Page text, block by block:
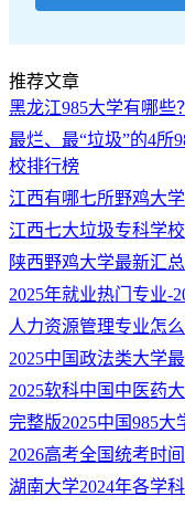
推荐文章
黑龙江985大学有哪些
最烂、最“垃圾”的4所
校排行榜
江西有哪七所野鸡大
江西七大垃圾专科学
陕西野鸡大学最新汇
2025年就业热门专业-
人力资源管理专业怎
2025中国政法类大学
2025软科中国中医药
完整版2025中国985大
2026高考全国统考时
湖南大学2024年各学